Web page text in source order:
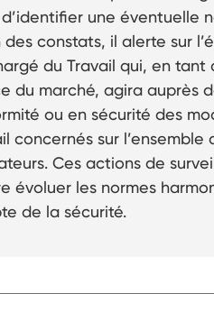
une éventuelle
constats, il alerte sur
du Travail qui, en tant
du marché, agira auprès
ou en sécurité des
concernés sur l’ensemble
Ces actions de
évoluer les normes
de la sécurité.